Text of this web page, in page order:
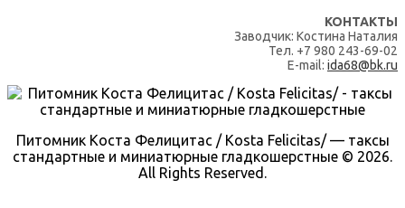
КОНТАКТЫ
Заводчик: Костина Наталия
Тел. +7 980 243-69-02
E-mail: ida68@bk.ru
Питомник Коста Фелицитас / Kosta Felicitas/ — таксы
стандартные и миниатюрные гладкошерстные © 2026.
All Rights Reserved.